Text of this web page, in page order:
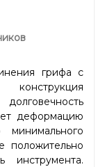
грифа с
деформацию
минимального
положительно
инструмента.